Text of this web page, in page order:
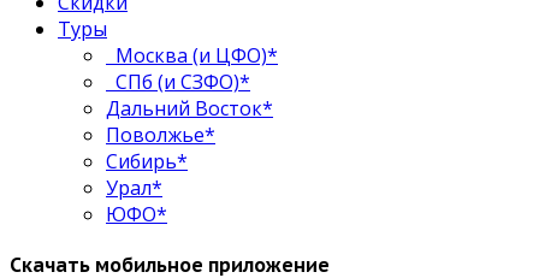
Туры
Москва (и ЦФО)*
СПб (и СЗФО)*
Дальний Восток*
Поволжье*
Сибирь*
Урал*
ЮФО*
Скачать мобильное приложение